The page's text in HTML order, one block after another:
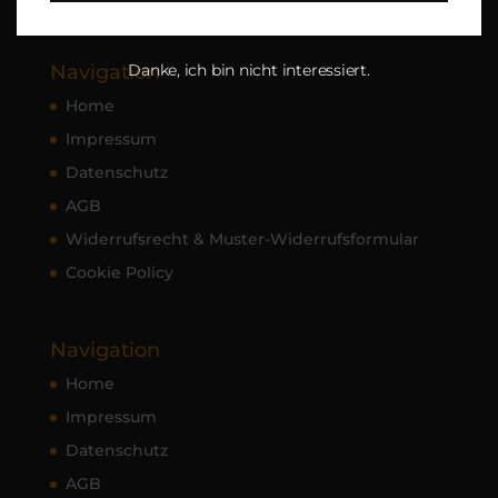
Navigation
Home
Impressum
Datenschutz
AGB
Widerrufsrecht & Muster-Widerrufsformular
Cookie Policy
Navigation
Home
Impressum
Datenschutz
AGB
Danke, ich bin nicht interessiert.